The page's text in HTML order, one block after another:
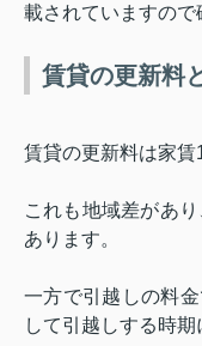
載されていますので
賃貸の更新料
賃貸の更新料は家賃
これも地域差があり
あります。
一方で引越しの料
して引越しする時期